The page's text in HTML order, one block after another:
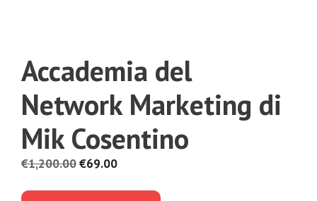
Accademia del
Network Marketing di
Mik Cosentino
€1,200.00Il
€69.00Il